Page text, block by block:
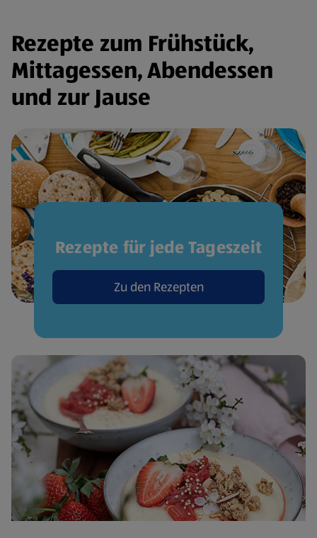
Rezepte zum Frühstück,
Mittagessen, Abendessen
und zur Jause
Rezepte für jede Tageszeit
Zu den Rezepten